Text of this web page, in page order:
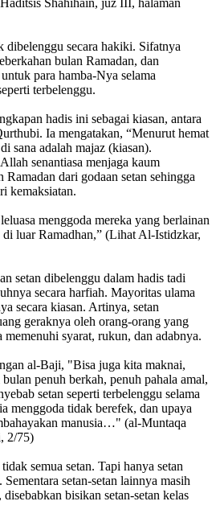
dibelenggu secara hakiki. Sifatnya
bulan Ramadan, dan
para hamba-Nya selama
terbelenggu.
hadis ini sebagai kiasan, antara
Ia mengatakan, “Menurut hemat
sana adalah majaz (kiasan).
senantiasa menjaga kaum
dari godaan setan sehingga
kemaksiatan.
menggoda mereka yang berlainan
luar Ramadhan,” (Lihat Al-Istidzkar,
setan dibelenggu dalam hadis tadi
secara harfiah. Mayoritas ulama
secara kiasan. Artinya, setan
geraknya oleh orang-orang yang
memenuhi syarat, rukun, dan adabnya.
al-Baji, "Bisa juga kita maknai,
penuh berkah, penuh pahala amal,
setan seperti terbelenggu selama
menggoda tidak berefek, dan upaya
manusia…" (al-Muntaqa
2/75)
semua setan. Tapi hanya setan
setan-setan lainnya masih
bisikan setan-setan kelas